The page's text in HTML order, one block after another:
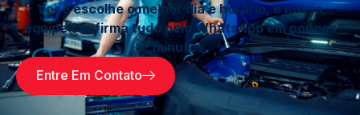
Você escolhe o melhor dia e horário, e nossa
equipe confirma tudo pelo WhatsApp em poucos
minutos.
Entre Em Contato